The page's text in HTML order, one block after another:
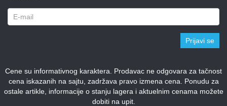
Prijavi se
Cene su informativnog karaktera. Prodavac ne odgovara za tačnost
cena iskazanih na sajtu, zadržava pravo izmena cena. Ponudu za
ostale artikle, informacije o stanju lagera i aktuelnim cenama možete
dobiti na upit.